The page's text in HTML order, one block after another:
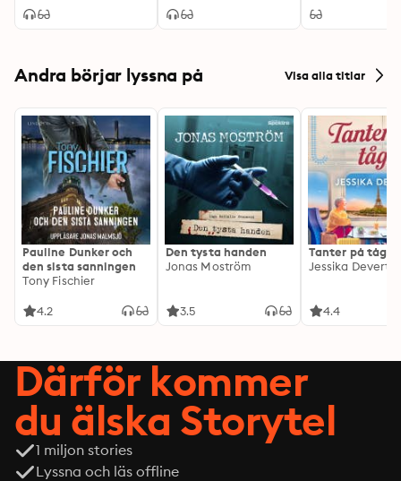
Andra börjar lyssna på Visa alla titlar
Pauline Dunker och
den sista sanningen
Tony Fischier
4.2
Den tysta handen
Jonas Moström
3.5
Tanter på tåg
Jessika Devert
4.4
Därför kommer
du älska Storytel
1 miljon stories
Lyssna och läs offline